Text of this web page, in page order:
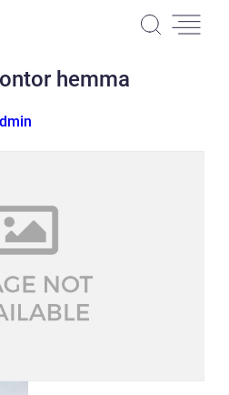
hemma